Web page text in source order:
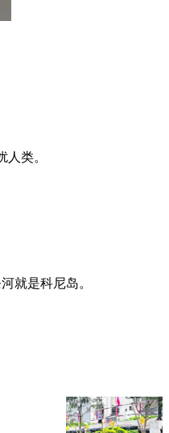
类。
就是科尼岛。